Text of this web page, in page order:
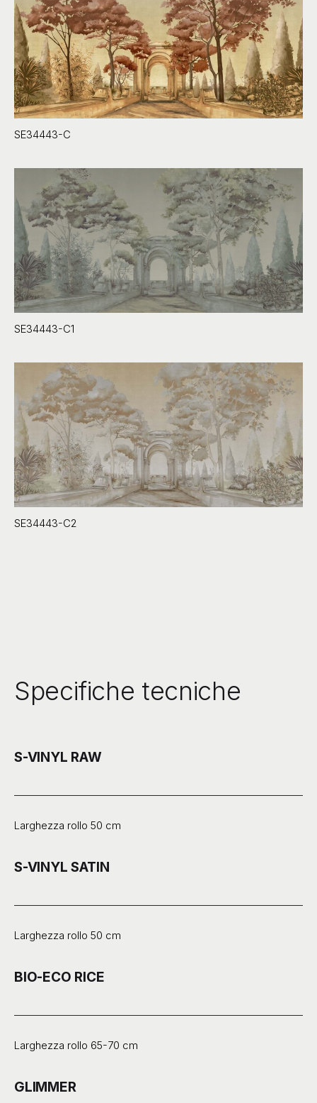
SE34443-C
SE34443-C1
SE34443-C2
Specifiche tecniche
S-VINYL RAW
Larghezza rollo 50 cm
S-VINYL SATIN
Larghezza rollo 50 cm
BIO-ECO RICE
Larghezza rollo 65-70 cm
GLIMMER